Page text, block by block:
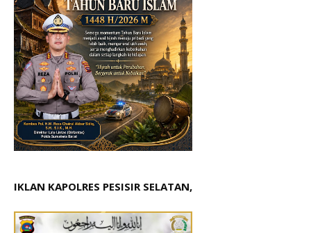
IKLAN KAPOLRES PESISIR SELATAN,